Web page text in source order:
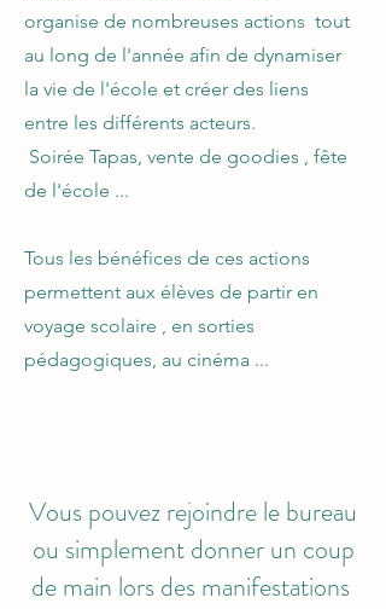
organise de nombreuses actions tout
au long de l'année afin de dynamiser
la vie de l'école et créer des liens
entre les différents acteurs.
Soirée Tapas, vente de goodies , fête
de l'école ...
Tous les bénéfices de ces actions
permettent aux élèves de partir en
voyage scolaire , en sorties
pédagogiques, au cinéma ...
Vous pouvez rejoindre le bureau
ou simplement donner un coup
de main lors des manifestations